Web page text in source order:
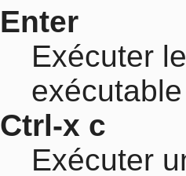
Enter
Exécuter
exécutable
Ctrl-x c
Exécuter